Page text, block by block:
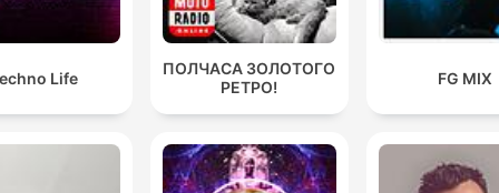
Life
ПОЛЧАСА ЗОЛОТОГО
РЕТРО!
FG MIX